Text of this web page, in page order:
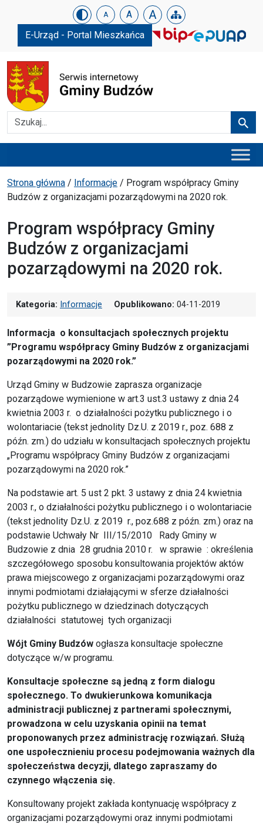
Urząd Gminy w Budzowie
Skip menu A A A
E-Urząd - Portal Mieszkańca
Szukaj
Ścieżka powrotu
Strona główna / Informacje / Program współpracy Gminy
Budzów z organizacjami pozarządowymi na 2020 rok.
Program współpracy Gminy
Budzów z organizacjami
pozarządowymi na 2020 rok.
Kategoria: Informacje Opublikowano: 04-11-2019
Informacja o konsultacjach społecznych projektu
”Programu współpracy Gminy Budzów z organizacjami
pozarządowymi na 2020 rok.”
Urząd Gminy w Budzowie zaprasza organizacje
pozarządowe wymienione w art.3 ust.3 ustawy z dnia 24
kwietnia 2003 r. o działalności pożytku publicznego i o
wolontariacie (tekst jednolity Dz.U. z 2019 r., poz. 688 z
późn. zm.) do udziału w konsultacjach społecznych projektu
„Programu współpracy Gminy Budzów z organizacjami
pozarządowymi na 2020 rok.”
Na podstawie art. 5 ust 2 pkt. 3 ustawy z dnia 24 kwietnia
2003 r., o działalności pożytku publicznego i o wolontariacie
(tekst jednolity Dz.U. z 2019 r., poz.688 z późn. zm.) oraz na
podstawie Uchwały Nr III/15/2010 Rady Gminy w
Budzowie z dnia 28 grudnia 2010 r. w sprawie : określenia
szczegółowego sposobu konsultowania projektów aktów
prawa miejscowego z organizacjami pozarządowymi oraz
innymi podmiotami działającymi w sferze działalności
pożytku publicznego w dziedzinach dotyczących
działalności statutowej tych organizacji
Wójt Gminy Budzów ogłasza konsultacje społeczne
dotyczące w/w programu.
Konsultacje społeczne są jedną z form dialogu
społecznego. To dwukierunkowa komunikacja
administracji publicznej z partnerami społecznymi,
prowadzona w celu uzyskania opinii na temat
proponowanych przez administrację rozwiązań. Służą
one uspołecznieniu procesu podejmowania ważnych dla
społeczeństwa decyzji, dlatego zapraszamy do
czynnego włączenia się.
Konsultowany projekt zakłada kontynuację współpracy z
organizacjami pozarządowymi oraz innymi podmiotami